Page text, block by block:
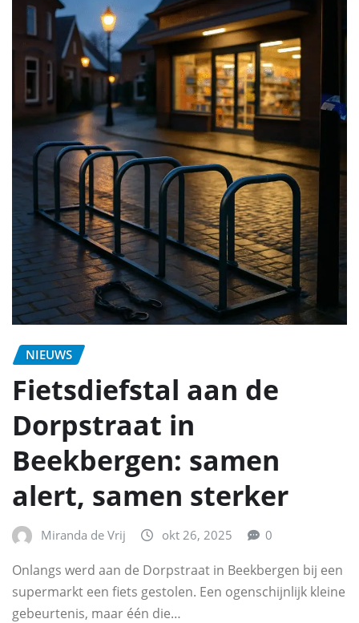
NIEUWS
Fietsdiefstal aan de
Dorpstraat in
Beekbergen: samen
alert, samen sterker
Miranda de Vrij okt 26, 2025 0
Onlangs werd aan de Dorpstraat in Beekbergen bij een
supermarkt een fiets gestolen. Een ogenschijnlijk kleine
gebeurtenis, maar één die…